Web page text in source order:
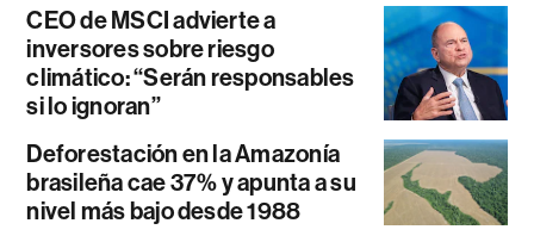
CEO de MSCI advierte a
inversores sobre riesgo
climático: “Serán responsables
si lo ignoran”
Deforestación en la Amazonía
brasileña cae 37% y apunta a su
nivel más bajo desde 1988